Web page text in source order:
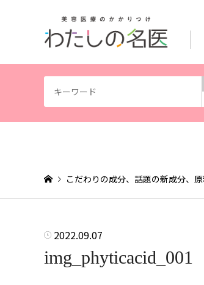
こだわりの成分、話題の新成分、
2022.09.07
img_phyticacid_001